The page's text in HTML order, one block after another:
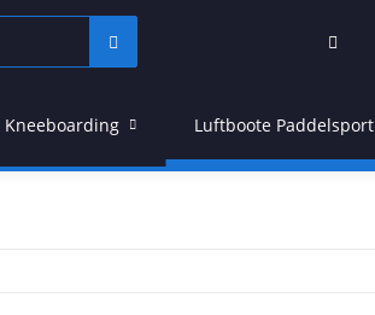
Kneeboarding Luftboote Paddelsport